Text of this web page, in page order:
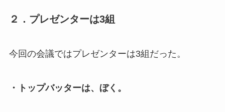
２．プレゼンターは3組
今回の会議ではプレゼンターは3組だった。
・トップバッターは、ぼく。